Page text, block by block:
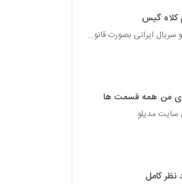
کلاه گیس
دانلود فیلم و سریال ایرانی بصورت قانونی
من همه قسمت ها
سایت مدیلو
کامل